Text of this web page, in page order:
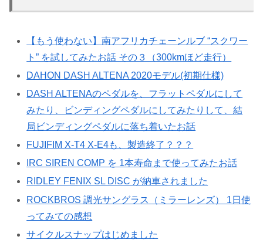
【もう使わない】南アフリカチェーンルブ “スクワー
ト” を試してみたお話 その３（300kmほど走行）
DAHON DASH ALTENA 2020モデル(初期仕様)
DASH ALTENAのペダルを、フラットペダルにして
みたり、ビンディングペダルにしてみたりして、結
局ビンディングペダルに落ち着いたお話
FUJIFIM X-T4 X-E4も、製造終了？？？
IRC SIREN COMP を 1本寿命まで使ってみたお話
RIDLEY FENIX SL DISC が納車されました
ROCKBROS 調光サングラス（ミラーレンズ） 1日使
ってみての感想
サイクルスナップはじめました